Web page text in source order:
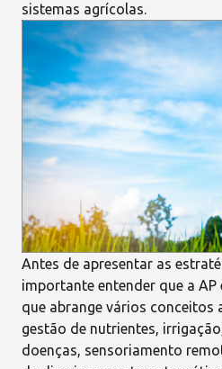
sistemas agrícolas.
Antes de apresentar as
importante entender que a
que abrange vários conceitos
gestão de nutrientes,
doenças, sensoriamento